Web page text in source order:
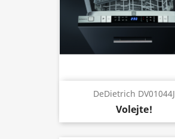
DeDietrich DV01044J
Volejte!